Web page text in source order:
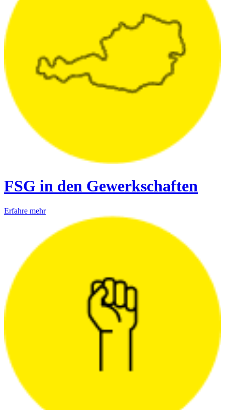
FSG in den Gewerkschaften
Erfahre mehr